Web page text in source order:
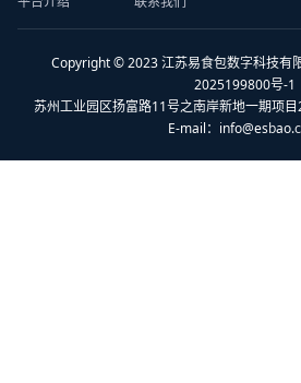
Copyright © 2023 江苏易食包数字科技有
2025199800号-1
苏州工业园区扬富路11号之南岸新地一期项
E-mail：